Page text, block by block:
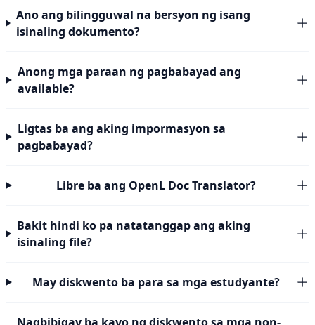
Ano ang bilingguwal na bersyon ng isang
isinaling dokumento?
Anong mga paraan ng pagbabayad ang
available?
Ligtas ba ang aking impormasyon sa
pagbabayad?
Libre ba ang OpenL Doc Translator?
Bakit hindi ko pa natatanggap ang aking
isinaling file?
May diskwento ba para sa mga estudyante?